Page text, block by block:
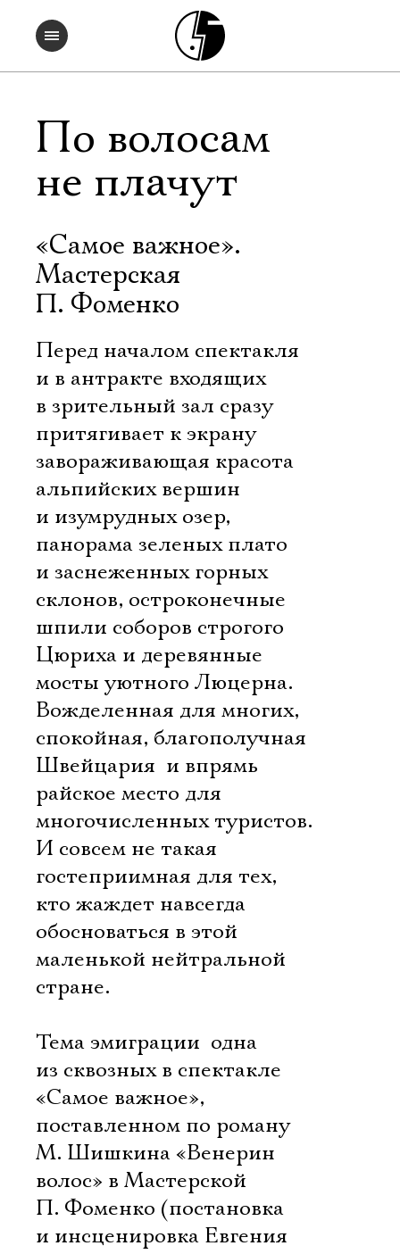
По волосам
не плачут
«Самое важное».
Мастерская
П. Фоменко
Перед началом спектакля
и в антракте входящих
в зрительный зал сразу
притягивает к экрану
завораживающая красота
альпийских вершин
и изумрудных озер,
панорама зеленых плато
и заснеженных горных
склонов, остроконечные
шпили соборов строгого
Цюриха и деревянные
мосты уютного Люцерна.
Вожделенная для многих,
спокойная, благополучная
Швейцария  и впрямь
райское место для
многочисленных туристов.
И совсем не такая
гостеприимная для тех,
кто жаждет навсегда
обосноваться в этой
маленькой нейтральной
стране.
Тема эмиграции  одна
из сквозных в спектакле
«Самое важное»,
поставленном по роману
М. Шишкина «Венерин
волос» в Мастерской
П. Фоменко (постановка
и инсценировка Евгения